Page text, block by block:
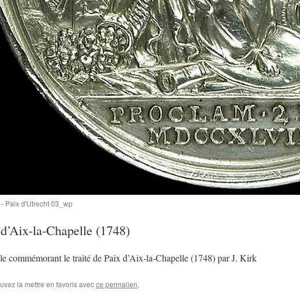
Paix d'Utrecht 03_wp
la-Chapelle (1748)
commémorant le traité de Paix d’Aix-la-Chapelle (1748) par J. Kirk
la mettre en favoris avecce permalien.